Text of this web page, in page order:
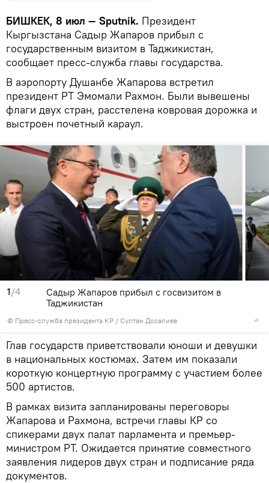
БИШКЕК, 8 июл — Sputnik. Президент
Кыргызстана Садыр Жапаров прибыл с
государственным визитом в Таджикистан,
сообщает пресс-служба главы государства.
В аэропорту Душанбе Жапарова встретил
президент РТ Эмомали Рахмон. Были вывешены
флаги двух стран, расстелена ковровая дорожка и
выстроен почетный караул.
1/4
© Пресс-служба президента КР / Султан Досалиев
Садыр Жапаров прибыл с госвизитом в
Таджикистан
Глав государств приветствовали юноши и девушки
в национальных костюмах. Затем им показали
короткую концертную программу c участием более
500 артистов.
В рамках визита запланированы переговоры
Жапарова и Рахмона, встречи главы КР со
спикерами двух палат парламента и премьер-
министром РТ. Ожидается принятие совместного
заявления лидеров двух стран и подписание ряда
документов.